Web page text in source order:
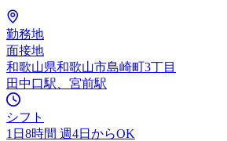
勤務地
面接地
和歌山県和歌山市島崎町3丁目
田中口駅、宮前駅
シフト
1日8時間 週4日からOK